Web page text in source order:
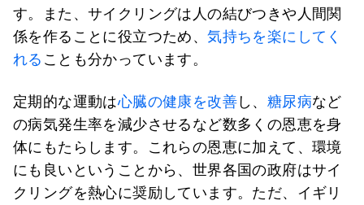
す。また、サイクリングは人の結びつきや人間関
係を作ることに役立つため、気持ちを楽にしてく
れる ことも分かっています。
定期的な運動は心臓の健康を改善し、 糖尿病など
の病気発生率を減少させるなど数多くの恩恵を身
体にもたらします。これらの恩恵に加えて、環境
にも良いということから、世界各国の政府はサイ
クリングを熱心に奨励しています。ただ、イギリ